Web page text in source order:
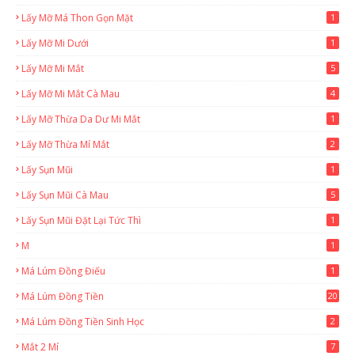
Lấy Mỡ Má Thon Gọn Mặt 1
Lấy Mỡ Mi Dưới 1
Lấy Mỡ Mi Mắt 5
Lấy Mỡ Mi Mắt Cà Mau 4
Lấy Mỡ Thừa Da Dư Mi Mắt 1
Lấy Mỡ Thừa Mí Mắt 2
Lấy Sụn Mũi 1
Lấy Sụn Mũi Cà Mau 5
Lấy Sụn Mũi Đặt Lại Tức Thì 1
M 1
Má Lúm Đồng Điếu 1
Má Lúm Đồng Tiền 20
Má Lúm Đồng Tiền Sinh Học 2
Mắt 2 Mí 7